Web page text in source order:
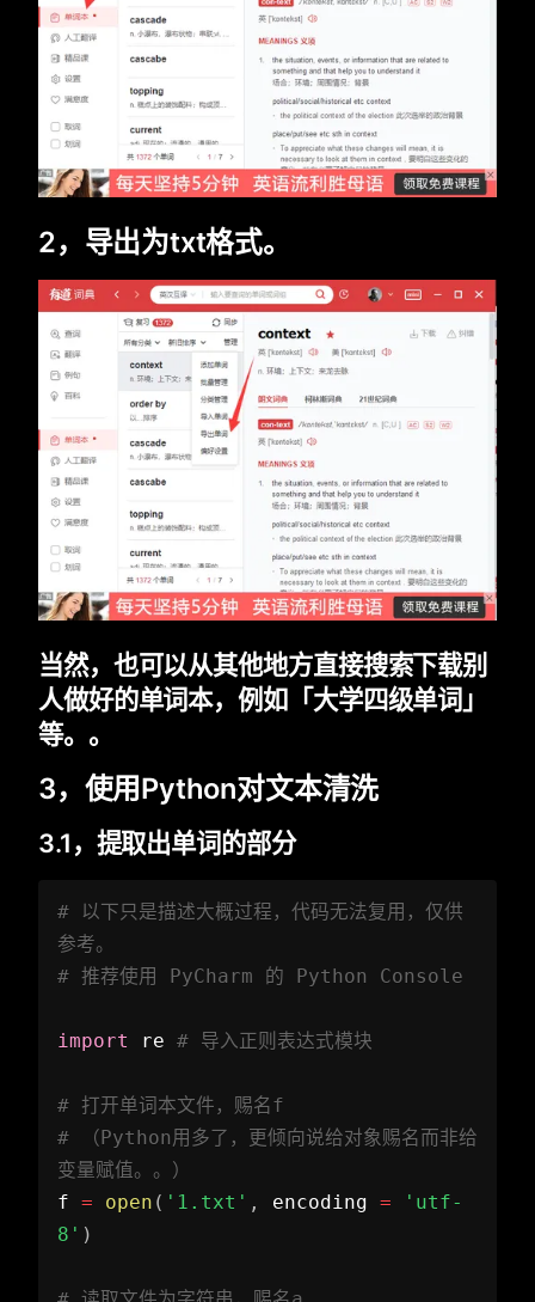
2，导出为txt格式。
当然，也可以从其他地方直接搜索下载别
人做好的单词本，例如「大学四级单词」
等。。
3，使用Python对文本清洗
3.1，提取出单词的部分
# 以下只是描述大概过程，代码无法复用，仅供
参考。
import re # 导入正则表达式模块
# 打开单词本文件，赐名f
# （Python用多了，更倾向说给对象赐名而非给
变量赋值。。）
f = open ( '1.txt' , encoding =
'utf-
8' )